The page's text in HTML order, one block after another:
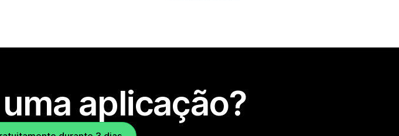
aplicação?